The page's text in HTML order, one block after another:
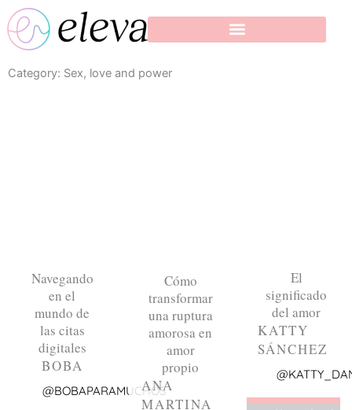
Skip
to
content
Category: Sex, love and power
Navegando
en el
mundo de
las citas
digitales
BOBA
@BOBAPARAMUCHOS
Cómo
transformar
una ruptura
amorosa en
amor
propio
ANA
MARTINA
El
significado
del amor
KATTY
SÁNCHEZ